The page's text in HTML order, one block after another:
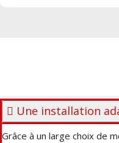
Une installation
Grâce à un large choix de